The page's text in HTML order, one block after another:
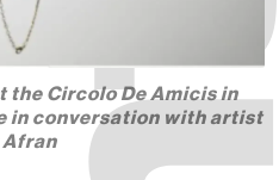
the Circolo De Amicis in
in conversation with artist
Afran